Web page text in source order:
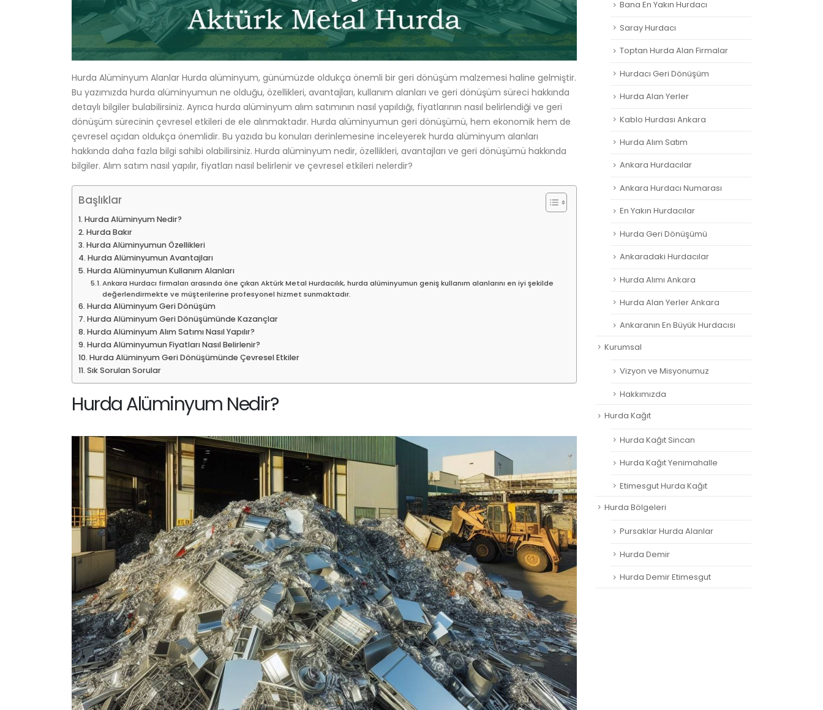
Hurda Alüminyum Alanlar Hurda alüminyum, günümüzde oldukça önemli bir geri dönüşüm malzemesi haline gelmiştir.
Bu yazımızda hurda alüminyumun ne olduğu, özellikleri, avantajları, kullanım alanları ve geri dönüşüm süreci hakkında
detaylı bilgiler bulabilirsiniz. Ayrıca hurda alüminyum alım satımının nasıl yapıldığı, fiyatlarının nasıl belirlendiği ve geri
dönüşüm sürecinin çevresel etkileri de ele alınmaktadır. Hurda alüminyumun geri dönüşümü, hem ekonomik hem de
çevresel açıdan oldukça önemlidir. Bu yazıda bu konuları derinlemesine inceleyerek hurda alüminyum alanları
hakkında daha fazla bilgi sahibi olabilirsiniz. Hurda alüminyum nedir, özellikleri, avantajları ve geri dönüşümü hakkında
bilgiler. Alım satım nasıl yapılır, fiyatları nasıl belirlenir ve çevresel etkileri nelerdir?
Başlıklar
Hurda Alüminyum Nedir?
Hurda Bakır
Hurda Alüminyumun Özellikleri
Hurda Alüminyumun Avantajları
Hurda Alüminyumun Kullanım Alanları
Ankara Hurdacı firmaları arasında öne çıkan Aktürk Metal Hurdacılık, hurda alüminyumun geniş kullanım alanlarını en iyi şekilde
değerlendirmekte ve müşterilerine profesyonel hizmet sunmaktadır.
Hurda Alüminyum Geri Dönüşüm
Hurda Alüminyum Geri Dönüşümünde Kazançlar
Hurda Alüminyum Alım Satımı Nasıl Yapılır?
Hurda Alüminyumun Fiyatları Nasıl Belirlenir?
Hurda Alüminyum Geri Dönüşümünde Çevresel Etkiler
Sık Sorulan Sorular
Hurda Alüminyum Nedir?
Bana En Yakın Hurdacı
Saray Hurdacı
Toptan Hurda Alan Firmalar
Hurdacı Geri Dönüşüm
Hurda Alan Yerler
Kablo Hurdası Ankara
Hurda Alım Satım
Ankara Hurdacılar
Ankara Hurdacı Numarası
En Yakın Hurdacılar
Hurda Geri Dönüşümü
Ankaradaki Hurdacılar
Hurda Alımı Ankara
Hurda Alan Yerler Ankara
Ankaranın En Büyük Hurdacısı
Kurumsal
Vizyon ve Misyonumuz
Hakkımızda
Hurda Kağıt
Hurda Kağıt Sincan
Hurda Kağıt Yenimahalle
Etimesgut Hurda Kağıt
Hurda Bölgeleri
Pursaklar Hurda Alanlar
Hurda Demir
Hurda Demir Etimesgut